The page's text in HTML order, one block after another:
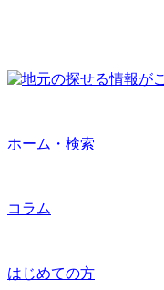
ホーム・検索
コラム
はじめての方